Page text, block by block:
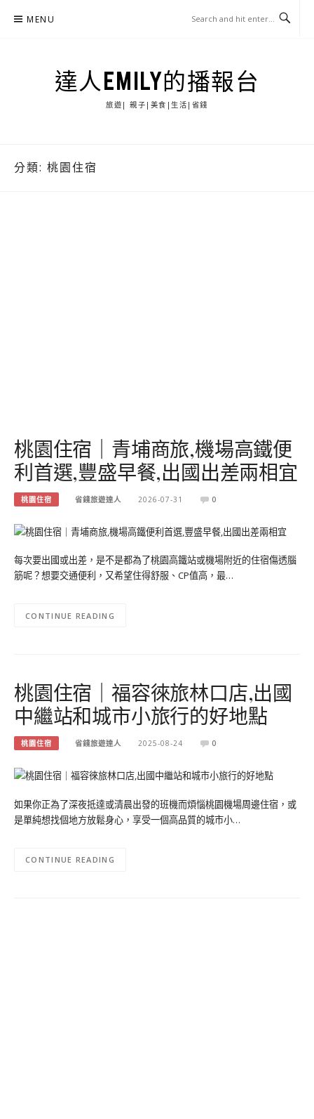
MENU
達人EMILY的播報台
旅遊| 親子|美食|生活|省錢
分類: 桃園住宿
桃園住宿｜青埔商旅,機場高鐵便
利首選,豐盛早餐,出國出差兩相宜
桃園住宿 省錢旅遊達人 2026-07-31 0
每次要出國或出差，是不是都為了桃園高鐵站或機場附近的住宿傷透腦
筋呢？想要交通便利，又希望住得舒服、CP值高，最…
CONTINUE READING
桃園住宿｜福容徠旅林口店,出國
中繼站和城市小旅行的好地點
桃園住宿 省錢旅遊達人 2025-08-24 0
如果你正為了深夜抵達或清晨出發的班機而煩惱桃園機場周邊住宿，或
是單純想找個地方放鬆身心，享受一個高品質的城市小…
CONTINUE READING